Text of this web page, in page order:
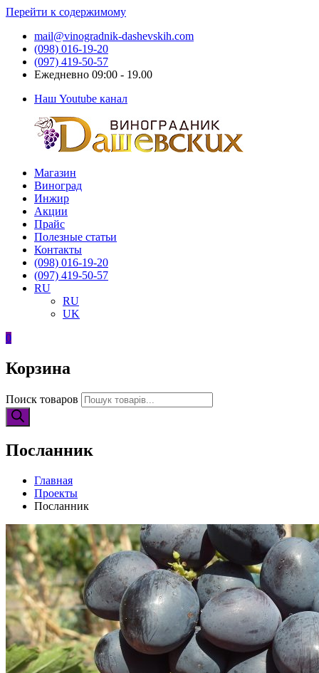
Перейти к содержимому
mail@vinogradnik-dashevskih.com
(098) 016-19-20
(097) 419-50-57
Ежедневно 09:00 - 19.00
Наш Youtube канал
Виноградник
Дашевских
Саженцы
черенки
винограда
Магазин
Виноград
Инжир
Акции
Прайс
Полезные статьи
Контакты
(098) 016-19-20
(097) 419-50-57
RU
RU
UK
0
Корзина
Поиск товаров
Посланник
Главная
Проекты
Посланник